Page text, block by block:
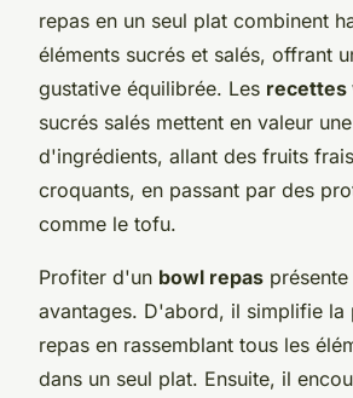
repas en un seul plat combinent
éléments sucrés et salés, offrant
gustative équilibrée. Les recettes
sucrés salés mettent en valeur
d'ingrédients, allant des fruits
croquants, en passant par des
comme le tofu.
Profiter d'un bowl repas
avantages. D'abord, il simplifie la
repas en rassemblant tous les
dans un seul plat. Ensuite, il